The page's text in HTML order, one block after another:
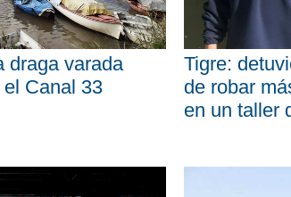
draga varada
Canal 33
Tigre:
de robar
en un taller